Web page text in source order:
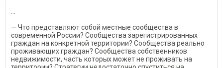
— Что представляют собой местные сообщества в
современной России? Сообщества зарегистрированных
граждан на конкретной территории? Сообщества реально
проживающих граждан? Сообщества собственников
недвижимости, часть которых может не проживать на